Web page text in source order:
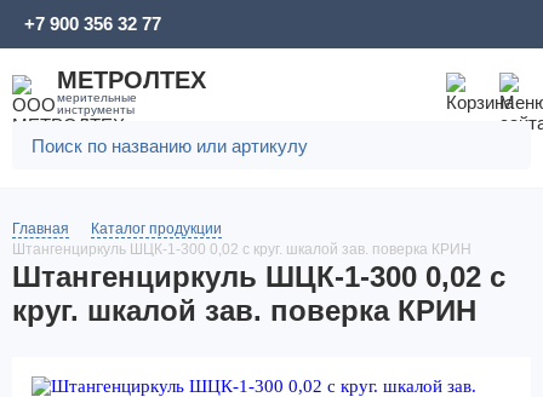
МЕТРОЛТЕХ
мерительные
инструменты
+7 900 356 32 77
Главная
Каталог продукции
Штангенциркуль ШЦК-1-300 0,02 с круг. шкалой зав. поверка КРИН
Штангенциркуль ШЦК-1-300 0,02 с
круг. шкалой зав. поверка КРИН